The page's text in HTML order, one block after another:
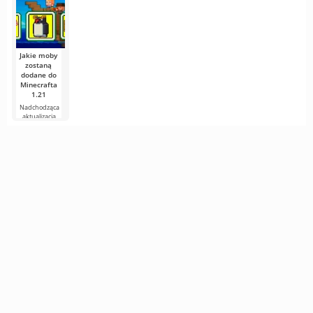
Jakie moby
zostaną
dodane do
Minecrafta
1.21
Nadchodząca
aktualizacja